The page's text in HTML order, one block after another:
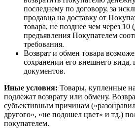
последнему по договору, за
продавца на доставку от
товара, не позднее чем через 10
предъявления Покупателем
требования.
Возврат и обмен товара
сохранении его внешнего вида,
документов.
Иные условия: Товары, купленные
подлежат возврату или обмену.
субъективным причинам
другого», «не подошел цвет» и тд.)
покупателем.